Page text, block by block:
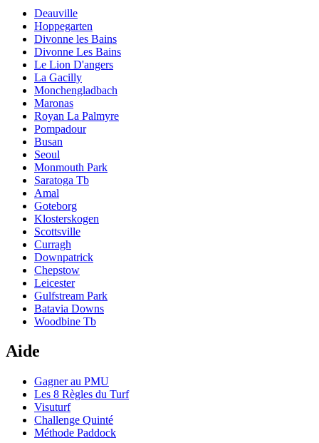
Deauville
Hoppegarten
Divonne les Bains
Divonne Les Bains
Le Lion D'angers
La Gacilly
Monchengladbach
Maronas
Royan La Palmyre
Pompadour
Busan
Seoul
Monmouth Park
Saratoga Tb
Amal
Goteborg
Klosterskogen
Scottsville
Curragh
Downpatrick
Chepstow
Leicester
Gulfstream Park
Batavia Downs
Woodbine Tb
Aide
Gagner au PMU
Les 8 Règles du Turf
Visuturf
Challenge Quinté
Méthode Paddock